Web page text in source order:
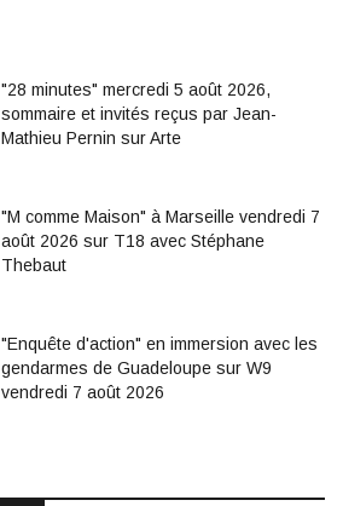
"28 minutes" mercredi 5 août 2026,
sommaire et invités reçus par Jean-
Mathieu Pernin sur Arte
"M comme Maison" à Marseille vendredi 7
août 2026 sur T18 avec Stéphane
Thebaut
"Enquête d'action" en immersion avec les
gendarmes de Guadeloupe sur W9
vendredi 7 août 2026